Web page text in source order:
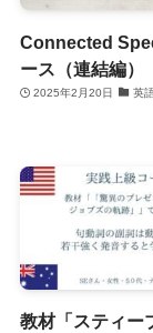
Connected
ース（連結編）
2025年2月20日 英
教材「スティー